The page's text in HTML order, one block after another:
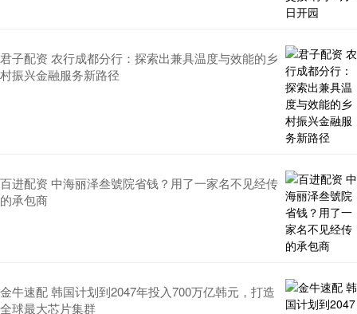
君子配资 农行成都分行：探索出兼具温度与效能的乡
村振兴金融服务新路径
百进配资 中海丽泽叁號院省钱？用了一家名不见经传
的承包商
金牛速配 韩国计划到2047年投入700万亿韩元，打造
全球最大芯片集群